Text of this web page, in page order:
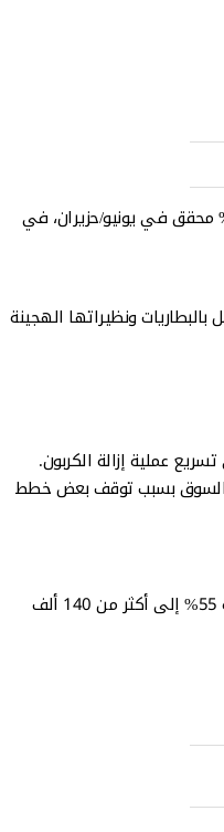
الكهربائية على مستوى العالم 21% في يوليو/تموز الماضي مقارنة بالشهر المقابل من السنة الماضية، وهو أبطأ معدل منذ يناير/كانون الثاني، وذلك نزولا من نمو بـ25% محقق في يونيو/حزيران، في
ونظيراتها الهجينة
عملية إزالة الكربون.
متوسطه 36% شهريا في النصف الأول، تراجع إلى 12% في يوليو/تموز مع تراجع السوق بسبب توقف بعض خطط
وارتفعت المبيعات الأوروبية بنسبة 48% إلى نحو 390 ألف مركبة، بينما ارتفعت مبيعات أميركا الشمالية بنسبة 10% إلى أكثر من 170 ألف مركبة، وقفزت المبيعات في باقي أنحاء العالم بنسبة 55% إلى أكثر من 140 ألف